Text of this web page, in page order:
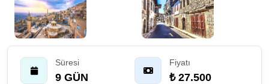
Süresi
9 GÜN
Fiyatı
₺ 27.500